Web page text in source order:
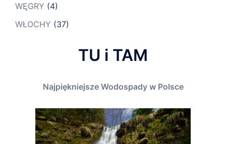
WĘGRY (4)
WŁOCHY (37)
TU i TAM
Najpiękniejsze Wodospady w Polsce